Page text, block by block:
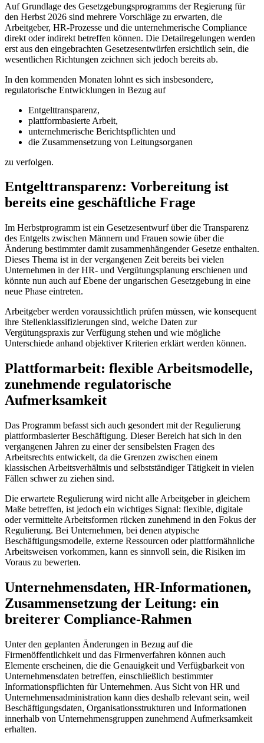
Auf Grundlage des Gesetzgebungsprogramms der Regierung für
den Herbst 2026 sind mehrere Vorschläge zu erwarten, die
Arbeitgeber, HR-Prozesse und die unternehmerische Compliance
direkt oder indirekt betreffen können. Die Detailregelungen werden
erst aus den eingebrachten Gesetzesentwürfen ersichtlich sein, die
wesentlichen Richtungen zeichnen sich jedoch bereits ab.
In den kommenden Monaten lohnt es sich insbesondere,
regulatorische Entwicklungen in Bezug auf
Entgelttransparenz,
plattformbasierte Arbeit,
unternehmerische Berichtspflichten und
die Zusammensetzung von Leitungsorganen
zu verfolgen.
Entgelttransparenz: Vorbereitung ist
bereits eine geschäftliche Frage
Im Herbstprogramm ist ein Gesetzesentwurf über die Transparenz
des Entgelts zwischen Männern und Frauen sowie über die
Änderung bestimmter damit zusammenhängender Gesetze enthalten.
Dieses Thema ist in der vergangenen Zeit bereits bei vielen
Unternehmen in der HR- und Vergütungsplanung erschienen und
könnte nun auch auf Ebene der ungarischen Gesetzgebung in eine
neue Phase eintreten.
Arbeitgeber werden voraussichtlich prüfen müssen, wie konsequent
ihre Stellenklassifizierungen sind, welche Daten zur
Vergütungspraxis zur Verfügung stehen und wie mögliche
Unterschiede anhand objektiver Kriterien erklärt werden können.
Plattformarbeit: flexible Arbeitsmodelle,
zunehmende regulatorische
Aufmerksamkeit
Das Programm befasst sich auch gesondert mit der Regulierung
plattformbasierter Beschäftigung. Dieser Bereich hat sich in den
vergangenen Jahren zu einer der sensibelsten Fragen des
Arbeitsrechts entwickelt, da die Grenzen zwischen einem
klassischen Arbeitsverhältnis und selbstständiger Tätigkeit in vielen
Fällen schwer zu ziehen sind.
Die erwartete Regulierung wird nicht alle Arbeitgeber in gleichem
Maße betreffen, ist jedoch ein wichtiges Signal: flexible, digitale
oder vermittelte Arbeitsformen rücken zunehmend in den Fokus der
Regulierung. Bei Unternehmen, bei denen atypische
Beschäftigungsmodelle, externe Ressourcen oder plattformähnliche
Arbeitsweisen vorkommen, kann es sinnvoll sein, die Risiken im
Voraus zu bewerten.
Unternehmensdaten, HR-Informationen,
Zusammensetzung der Leitung: ein
breiterer Compliance-Rahmen
Unter den geplanten Änderungen in Bezug auf die
Firmenöffentlichkeit und das Firmenverfahren können auch
Elemente erscheinen, die die Genauigkeit und Verfügbarkeit von
Unternehmensdaten betreffen, einschließlich bestimmter
Informationspflichten für Unternehmen. Aus Sicht von HR und
Unternehmensadministration kann dies deshalb relevant sein, weil
Beschäftigungsdaten, Organisationsstrukturen und Informationen
innerhalb von Unternehmensgruppen zunehmend Aufmerksamkeit
erhalten.